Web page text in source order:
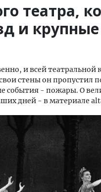
театра,
и крупные
и всей театральной
стены он пропустил
события - пожары. О
дней - в материале